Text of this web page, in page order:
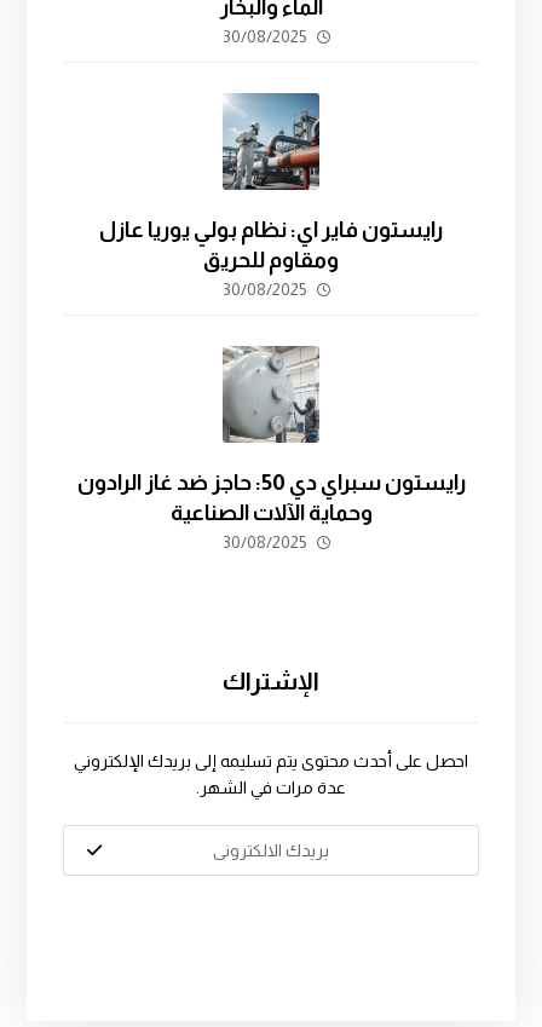
الماء والبخار
30/08/2025
رايستون فاير اي: نظام بولي يوريا عازل
ومقاوم للحريق
30/08/2025
رايستون سبراي دي 50: حاجز ضد غاز الرادون
وحماية الآلات الصناعية
30/08/2025
الإشتراك
احصل على أحدث محتوى يتم تسليمه إلى بريدك الإلكتروني
عدة مرات في الشهر.